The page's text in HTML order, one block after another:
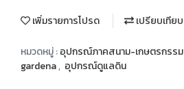
เพิ่มรายการโปรด เปรียบเทียบ
หมวดหมู่ :อุปกรณ์ภาคสนาม-เกษตรกรรม
gardena, อุปกรณ์ดูแลดิน